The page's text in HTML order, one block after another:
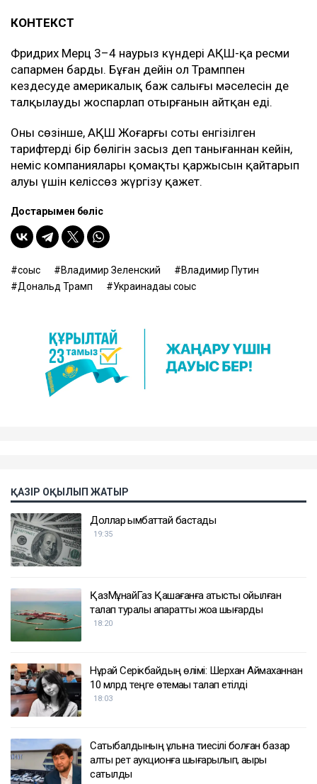
КОНТЕКСТ
Фридрих Мерц 3–4 наурыз күндері АҚШ-қа ресми
сапармен барды. Бұған дейін ол Трамппен
кездесуде америкалық баж салығы мәселесін де
талқылауды жоспарлап отырғанын айтқан еді.
Оның сөзінше, АҚШ Жоғарғы соты енгізілген
тарифтердің бір бөлігін заңсыз деп танығаннан кейін,
неміс компаниялары қомақты қаржысын қайтарып
алуы үшін келіссөз жүргізу қажет.
Достарыңмен бөліс
соғыс Владимир Зеленский
Владимир Путин
Дональд Трамп
Украинадағы соғыс
ҚАЗІР ОҚЫЛЫП ЖАТЫР